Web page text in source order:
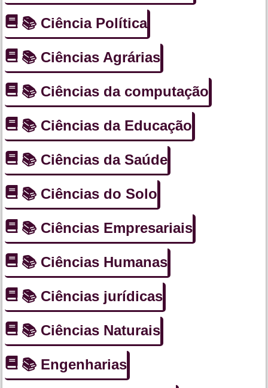
📚 Ciência Política
📚 Ciências Agrárias
📚 Ciências da computação
📚 Ciências da Educação
📚 Ciências da Saúde
📚 Ciências do Solo
📚 Ciências Empresariais
📚 Ciências Humanas
📚 Ciências jurídicas
📚 Ciências Naturais
📚 Engenharias